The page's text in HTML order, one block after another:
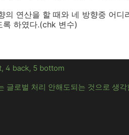
연산을 할 때와 네 방향중 어디
록 하였다.(chk 변수)
4 back, 5 bottom
글로벌 처리 안해도되는 것으로 생